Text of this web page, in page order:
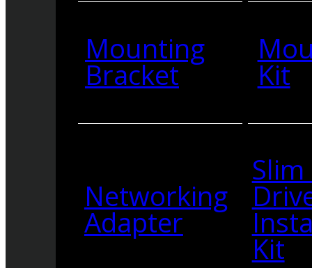
Mounting
Bracket Kit
Networking
Adapter
Kit